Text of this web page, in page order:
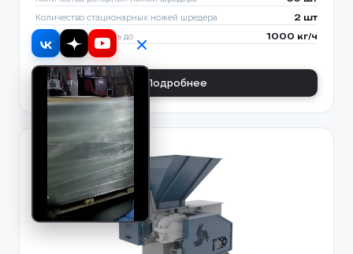
Количество стационарных ножей шредера 2 шт
Производительность до 1000 кг/ч
Подробнее